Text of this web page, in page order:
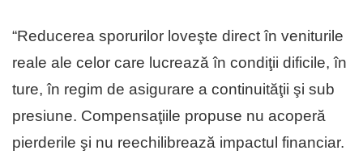
“Reducerea sporurilor loveşte direct în veniturile
reale ale celor care lucrează în condiţii dificile, în
ture, în regim de asigurare a continuităţii şi sub
presiune. Compensaţiile propuse nu acoperă
pierderile şi nu reechilibrează impactul financiar.